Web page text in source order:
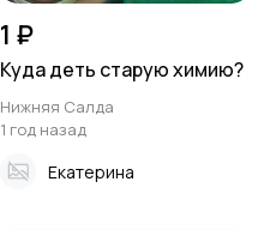
1 ₽
Куда деть старую химию?
Нижняя Салда
1 год назад
Екатерина